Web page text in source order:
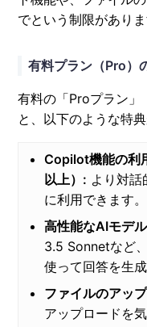
でという制限がありま
有料プラン（Pro）
有料の「Proプラン」
と、以下のような特典
Copilot機能の利
以上）: より対話
に利用できます。
高性能なAIモデ
3.5 Sonnetなど
使って回答を生
ファイルのアッ
アップロードを